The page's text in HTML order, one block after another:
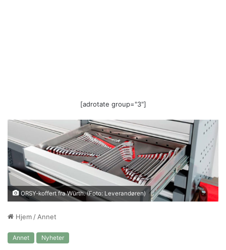
[adrotate group="3"]
ORSY-koffert fra Würth. (Foto: Leverandøren)
Hjem / Annet
Annet Nyheter